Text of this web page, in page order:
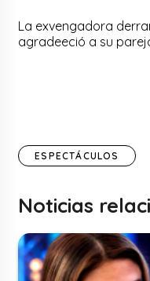
La exvengadora
agradeeció a su
ESPECTÁCULOS
Noticias